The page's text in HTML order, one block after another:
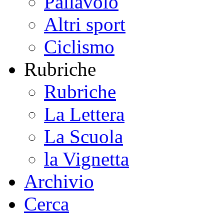
Altri sport
Ciclismo
Rubriche
Rubriche
La Lettera
La Scuola
la Vignetta
Archivio
Cerca